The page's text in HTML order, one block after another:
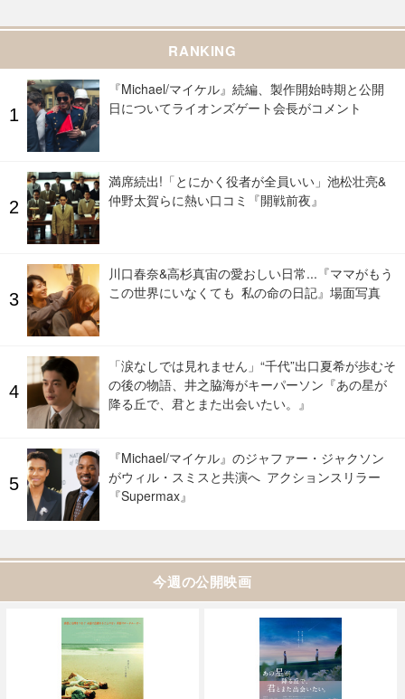
RANKING
『Michael/マイケル』続編、製作開始時期と公開
日についてライオンズゲート会長がコメント
満席続出!「とにかく役者が全員いい」池松壮亮&
仲野太賀らに熱い口コミ『開戦前夜』
川口春奈&高杉真宙の愛おしい日常...『ママがもう
この世界にいなくても 私の命の日記』場面写真
「涙なしでは見れません」“千代”出口夏希が歩むそ
の後の物語、井之脇海がキーパーソン『あの星が
降る丘で、君とまた出会いたい。』
『Michael/マイケル』のジャファー・ジャクソン
がウィル・スミスと共演へ アクションスリラー
『Supermax』
今週の公開映画